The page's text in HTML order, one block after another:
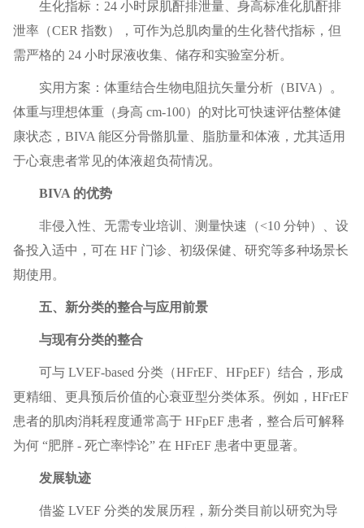
生化指标：24 小时尿肌酐排泄量、身高标准化肌酐排
泄率（CER 指数），可作为总肌肉量的生化替代指标，但
需严格的 24 小时尿液收集、储存和实验室分析。
实用方案：体重结合生物电阻抗矢量分析（BIVA）。
体重与理想体重（身高 cm-100）的对比可快速评估整体健
康状态，BIVA 能区分骨骼肌量、脂肪量和体液，尤其适用
于心衰患者常见的体液超负荷情况。
BIVA 的优势
非侵入性、无需专业培训、测量快速（<10 分钟）、设
备投入适中，可在 HF 门诊、初级保健、研究等多种场景长
期使用。
五、新分类的整合与应用前景
与现有分类的整合
可与 LVEF-based 分类（HFrEF、HFpEF）结合，形成
更精细、更具预后价值的心衰亚型分类体系。例如，HFrEF
患者的肌肉消耗程度通常高于 HFpEF 患者，整合后可解释
为何 “肥胖 - 死亡率悖论” 在 HFrEF 患者中更显著。
发展轨迹
借鉴 LVEF 分类的发展历程，新分类目前以研究为导